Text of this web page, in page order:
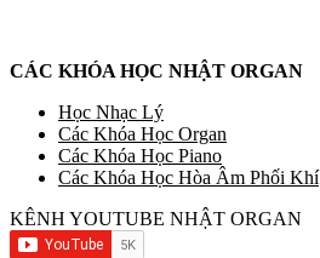
CÁC KHÓA HỌC NHẬT ORGAN
Học Nhạc Lý
Các Khóa Học Organ
Các Khóa Học Piano
Các Khóa Học Hòa Âm Phối Khí
KÊNH YOUTUBE NHẬT ORGAN